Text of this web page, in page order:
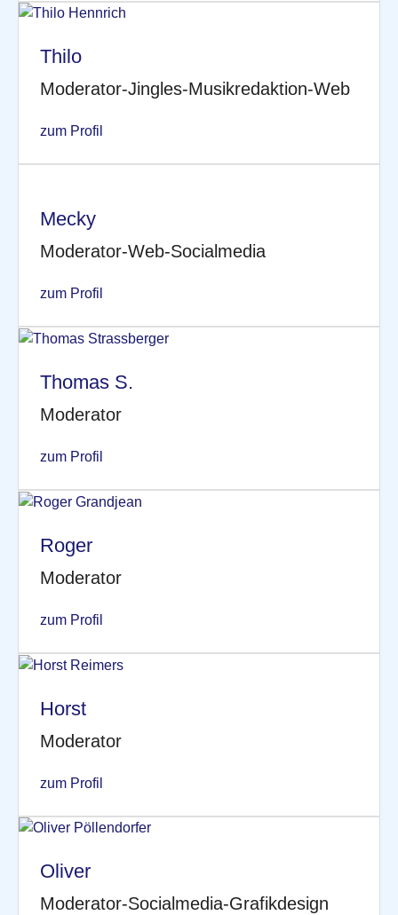
Thilo
Moderator-Jingles-Musikredaktion-Web
zum Profil
Mecky
Moderator-Web-Socialmedia
zum Profil
Thomas S.
Moderator
zum Profil
Roger
Moderator
zum Profil
Horst
Moderator
zum Profil
Oliver
Moderator-Socialmedia-Grafikdesign